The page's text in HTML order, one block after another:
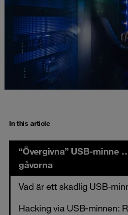
In this article
“Övergivna” USB-minne
gåvorna
Vad är ett skadlig USB-
Hacking via USB-minnen: